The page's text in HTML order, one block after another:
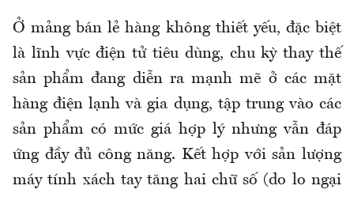
Ở mảng bán lẻ hàng không thiết yếu, đặc biệt
là lĩnh vực điện tử tiêu dùng, chu kỳ thay thế
sản phẩm đang diễn ra mạnh mẽ ở các mặt
hàng điện lạnh và gia dụng, tập trung vào các
sản phẩm có mức giá hợp lý nhưng vẫn đáp
ứng đầy đủ công năng. Kết hợp với sản lượng
máy tính xách tay tăng hai chữ số (do lo ngại